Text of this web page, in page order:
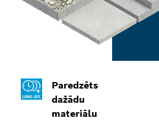
Paredzēts
dažādu
materiālu